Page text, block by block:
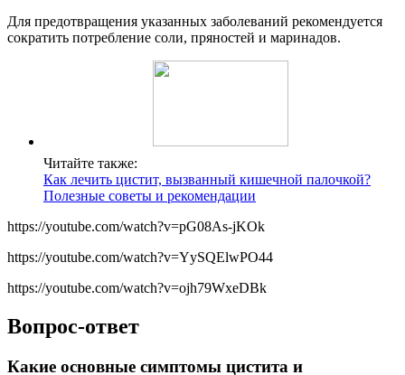
Для предотвращения указанных заболеваний рекомендуется
сократить потребление соли, пряностей и маринадов.
Читайте также:
Как лечить цистит, вызванный кишечной палочкой?
Полезные советы и рекомендации
https://youtube.com/watch?v=pG08As-jKOk
https://youtube.com/watch?v=YySQElwPO44
https://youtube.com/watch?v=ojh79WxeDBk
Вопрос-ответ
Какие основные симптомы цистита и